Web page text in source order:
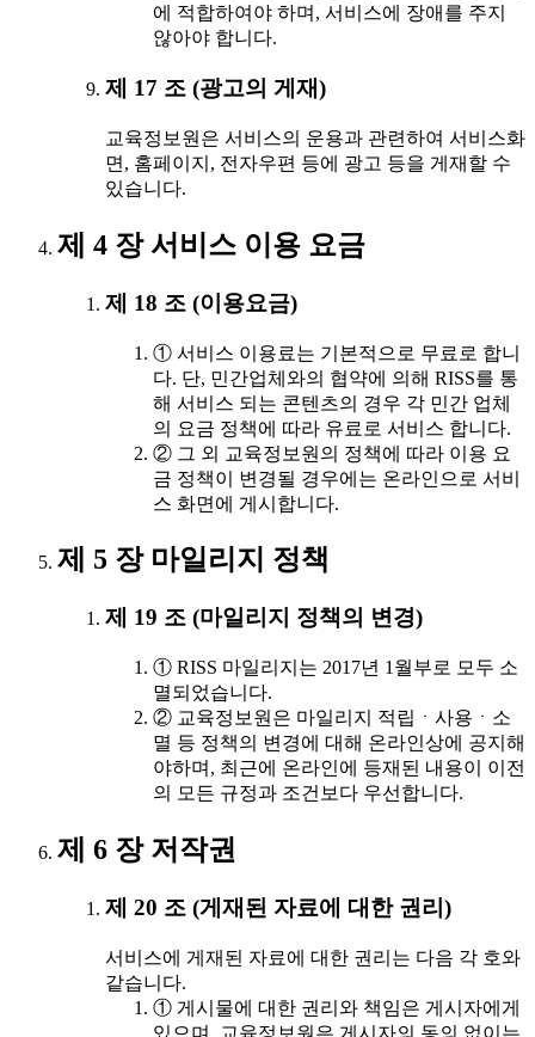
에 적합하여야 하며, 서비스에 장애를 주지
않아야 합니다.
제 17 조 (광고의 게재)
교육정보원은 서비스의 운용과 관련하여 서비스화
면, 홈페이지, 전자우편 등에 광고 등을 게재할 수
있습니다.
제 4 장 서비스 이용 요금
제 18 조 (이용요금)
① 서비스 이용료는 기본적으로 무료로 합니
다. 단, 민간업체와의 협약에 의해 RISS를 통
해 서비스 되는 콘텐츠의 경우 각 민간 업체
의 요금 정책에 따라 유료로 서비스 합니다.
② 그 외 교육정보원의 정책에 따라 이용 요
금 정책이 변경될 경우에는 온라인으로 서비
스 화면에 게시합니다.
제 5 장 마일리지 정책
제 19 조 (마일리지 정책의 변경)
① RISS 마일리지는 2017년 1월부로 모두 소
멸되었습니다.
② 교육정보원은 마일리지 적립ㆍ사용ㆍ소
멸 등 정책의 변경에 대해 온라인상에 공지해
야하며, 최근에 온라인에 등재된 내용이 이전
의 모든 규정과 조건보다 우선합니다.
제 6 장 저작권
제 20 조 (게재된 자료에 대한 권리)
서비스에 게재된 자료에 대한 권리는 다음 각 호와
같습니다.
① 게시물에 대한 권리와 책임은 게시자에게
있으며, 교육정보원은 게시자의 동의 없이는